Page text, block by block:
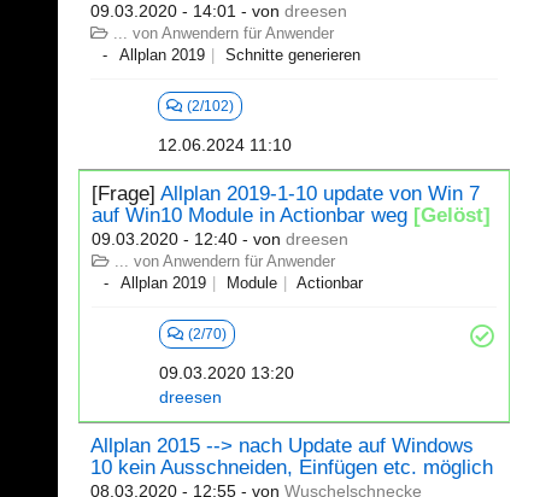
09.03.2020 - 14:01 - von dreesen
... von Anwendern für Anwender
Allplan 2019
Schnitte generieren
(2/102)
12.06.2024 11:10
[Frage] Allplan 2019-1-10 update von Win 7
auf Win10 Module in Actionbar weg [Gelöst]
09.03.2020 - 12:40 - von dreesen
... von Anwendern für Anwender
Allplan 2019
Module Actionbar
(2/70)
09.03.2020 13:20
dreesen
Allplan 2015 --> nach Update auf Windows
10 kein Ausschneiden, Einfügen etc. möglich
08.03.2020 - 12:55 - von Wuschelschnecke